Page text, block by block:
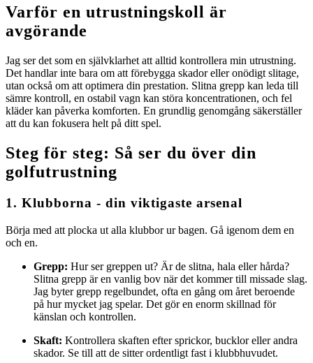
Varför en utrustningskoll är
avgörande
Jag ser det som en självklarhet att alltid kontrollera min utrustning.
Det handlar inte bara om att förebygga skador eller onödigt slitage,
utan också om att optimera din prestation. Slitna grepp kan leda till
sämre kontroll, en ostabil vagn kan störa koncentrationen, och fel
kläder kan påverka komforten. En grundlig genomgång säkerställer
att du kan fokusera helt på ditt spel.
Steg för steg: Så ser du över din
golfutrustning
1. Klubborna - din viktigaste arsenal
Börja med att plocka ut alla klubbor ur bagen. Gå igenom dem en
och en.
Grepp: Hur ser greppen ut? Är de slitna, hala eller hårda?
Slitna grepp är en vanlig bov när det kommer till missade slag.
Jag byter grepp regelbundet, ofta en gång om året beroende
på hur mycket jag spelar. Det gör en enorm skillnad för
känslan och kontrollen.
Skaft: Kontrollera skaften efter sprickor, bucklor eller andra
skador. Se till att de sitter ordentligt fast i klubbhuvudet.